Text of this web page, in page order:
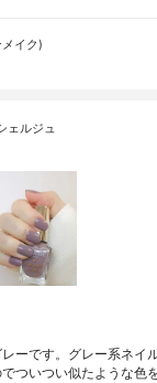
イク)
ェルジュ
ーです。グレー系ネイ
ついつい似たような色